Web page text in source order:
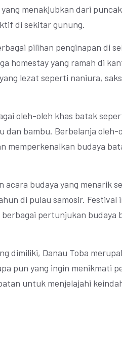
menakjubkan dari puncak
di sekitar gunung.
pilihan penginapan di
homestay yang ramah di
lezat seperti naniura,
oleh-oleh khas batak
dan bambu. Berbelanja oleh-
memperkenalkan budaya
acara budaya yang menarik
di pulau samosir. Festival
pertunjukan budaya
dimiliki, Danau Toba
pun yang ingin menikmati
untuk menjelajahi